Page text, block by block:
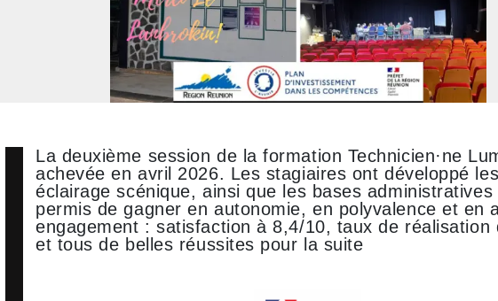
La deuxième session de la formation Technicien·ne
achevée en avril 2026. Les stagiaires ont développé
éclairage scénique, ainsi que les bases
permis de gagner en autonomie, en polyvalence et
engagement : satisfaction à 8,4/10, taux de
et tous de belles réussites pour la suite